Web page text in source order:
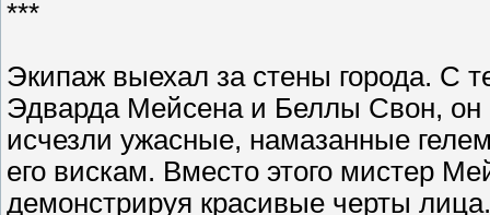
***
Экипаж выехал за стены города. С
Эдварда Мейсена и Беллы Свон, он
исчезли ужасные, намазанные
его вискам. Вместо этого мистер
демонстрируя красивые черты